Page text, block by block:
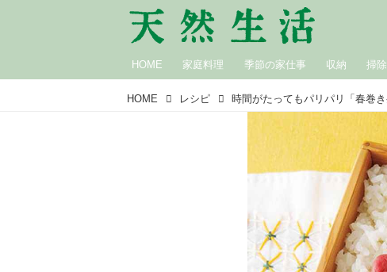
HOME 家庭料理 季節の家仕事 収納 掃除
HOME レシピ